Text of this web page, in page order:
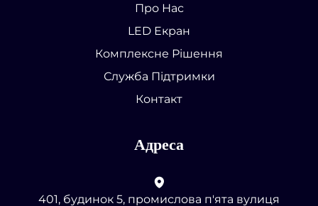
Про Нас
LED Екран
Комплексне Рішення
Служба Підтримки
Контакт
Адреса
401, будинок 5, промислова п'ята вулиця